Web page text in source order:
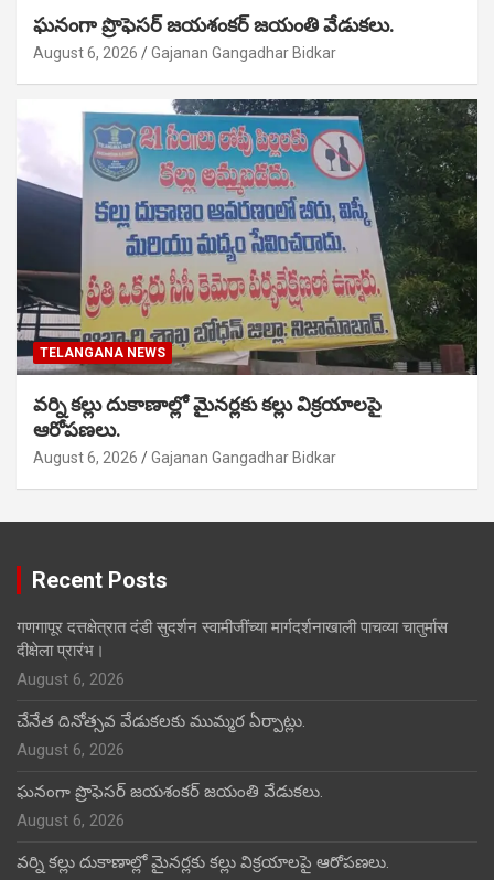
ఘనంగా ప్రొఫెసర్ జయశంకర్ జయంతి వేడుకలు.
August 6, 2026 Gajanan Gangadhar Bidkar
TELANGANA NEWS
వర్ని కల్లు దుకాణాల్లో మైనర్లకు కల్లు విక్రయాలపై
ఆరోపణలు.
August 6, 2026 Gajanan Gangadhar Bidkar
Recent Posts
गणगापूर दत्तक्षेत्रात दंडी सुदर्शन स्वामीजींच्या मार्गदर्शनाखाली पाचव्या चातुर्मास
दीक्षेला प्रारंभ।
August 6, 2026
చేనేత దినోత్సవ వేడుకలకు ముమ్మర ఏర్పాట్లు.
August 6, 2026
ఘనంగా ప్రొఫెసర్ జయశంకర్ జయంతి వేడుకలు.
August 6, 2026
వర్ని కల్లు దుకాణాల్లో మైనర్లకు కల్లు విక్రయాలపై ఆరోపణలు.